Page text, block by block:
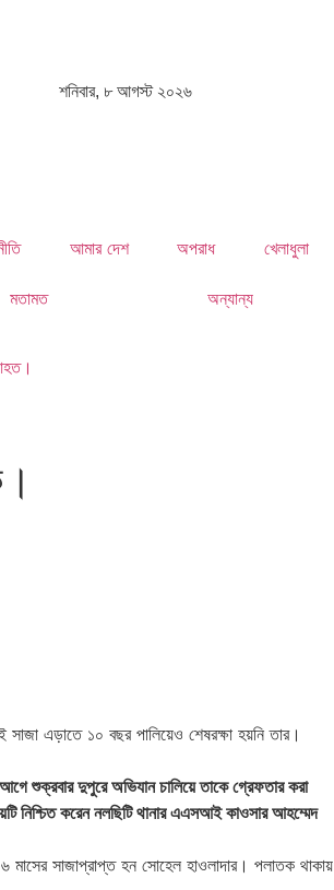
শনিবার, ৮ আগস্ট ২০২৬
আমার দেশ অপরাধ খেলাধুলা
মতামত অন্যান্য
এড়াতে ১০ বছর পালিয়েও শেষরক্ষা হয়নি তার।
শুক্রবার দুপুরে অভিযান চালিয়ে তাকে গ্রেফতার করা
নিশ্চিত করেন নলছিটি থানার এএসআই কাওসার আহম্মেদ
মাসের সাজাপ্রাপ্ত হন সোহেল হাওলাদার। পলাতক থাকায়